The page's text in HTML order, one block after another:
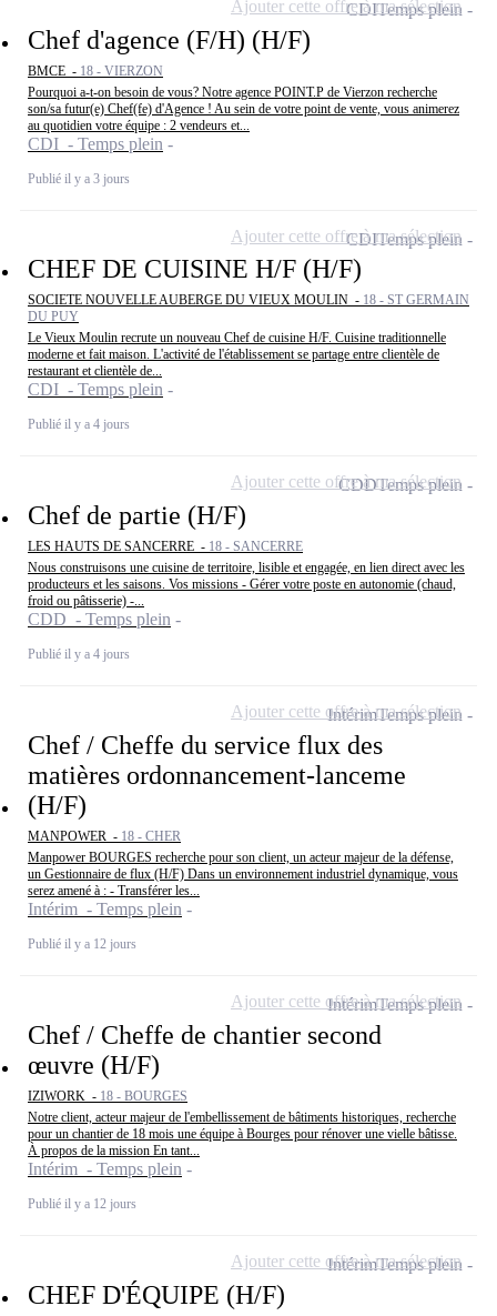
Chef d'agence (F/H) (H/F)
BMCE - 18 - VIERZON
Pourquoi a-t-on besoin de vous? Notre agence POINT.P de Vierzon recherche
son/sa futur(e) Chef(fe) d'Agence ! Au sein de votre point de vente, vous animerez
au quotidien votre équipe : 2 vendeurs et...
CDI - Temps plein
Publié il y a 3 jours
CDITemps plein
Ajouter cette offre à ma sélection
CHEF DE CUISINE H/F (H/F)
SOCIETE NOUVELLE AUBERGE DU VIEUX MOULIN - 18 - ST GERMAIN
DU PUY
Le Vieux Moulin recrute un nouveau Chef de cuisine H/F. Cuisine traditionnelle
moderne et fait maison. L'activité de l'établissement se partage entre clientèle de
restaurant et clientèle de...
CDI - Temps plein
Publié il y a 4 jours
CDITemps plein
Ajouter cette offre à ma sélection
Chef de partie (H/F)
LES HAUTS DE SANCERRE - 18 - SANCERRE
Nous construisons une cuisine de territoire, lisible et engagée, en lien direct avec les
producteurs et les saisons. Vos missions - Gérer votre poste en autonomie (chaud,
froid ou pâtisserie) -...
CDD - Temps plein
Publié il y a 4 jours
CDDTemps plein
Ajouter cette offre à ma sélection
Chef / Cheffe du service flux des
matières ordonnancement-lanceme
(H/F)
MANPOWER - 18 - CHER
Manpower BOURGES recherche pour son client, un acteur majeur de la défense,
un Gestionnaire de flux (H/F) Dans un environnement industriel dynamique, vous
serez amené à : - Transférer les...
Intérim - Temps plein
Publié il y a 12 jours
IntérimTemps plein
Ajouter cette offre à ma sélection
Chef / Cheffe de chantier second
œuvre (H/F)
IZIWORK - 18 - BOURGES
Notre client, acteur majeur de l'embellissement de bâtiments historiques, recherche
pour un chantier de 18 mois une équipe à Bourges pour rénover une vielle bâtisse.
À propos de la mission En tant...
Intérim - Temps plein
Publié il y a 12 jours
IntérimTemps plein
Ajouter cette offre à ma sélection
CHEF D'ÉQUIPE (H/F)
IntérimTemps plein
Ajouter cette offre à ma sélection